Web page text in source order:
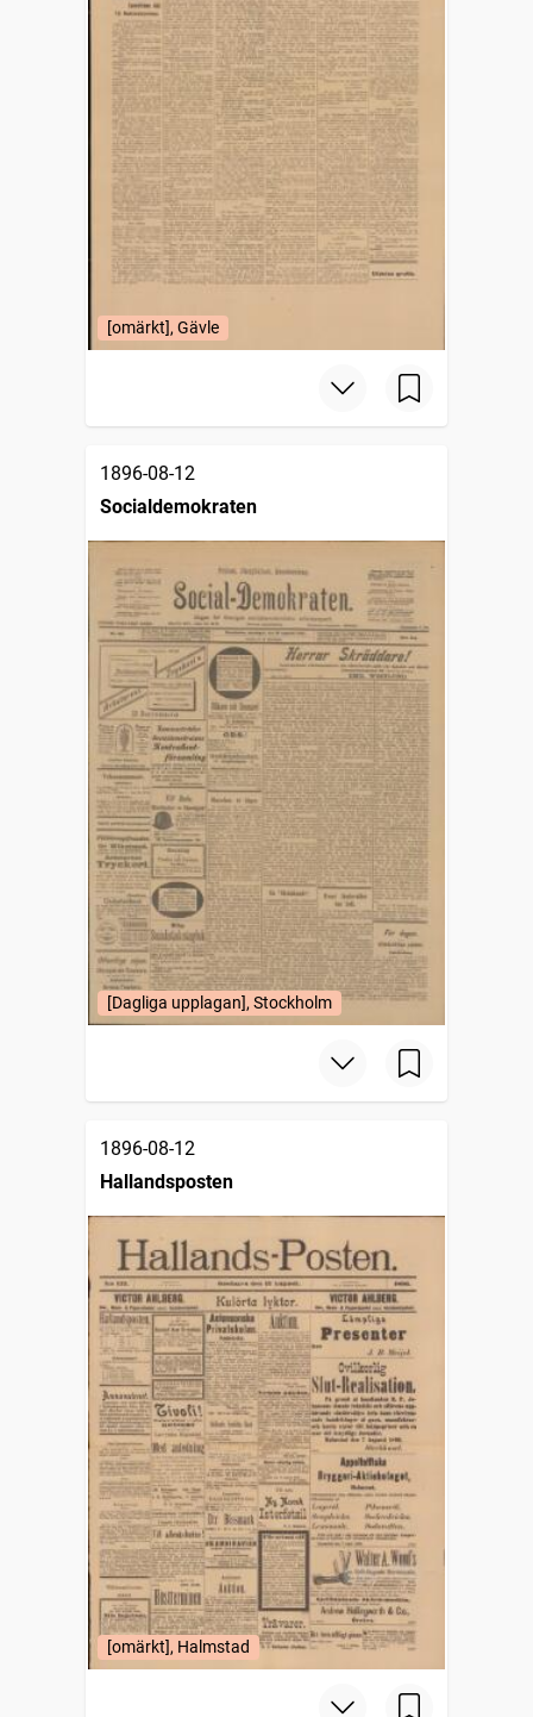
[omärkt], Gävle
1896-08-12
Socialdemokraten
[Dagliga upplagan], Stockholm
1896-08-12
Hallandsposten
[omärkt], Halmstad